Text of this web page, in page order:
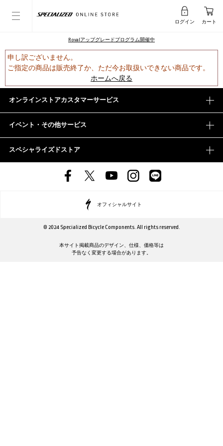
ログイン カート
Rovalアップグレードプログラム開催中
申し訳ございません。
ご指定の商品は販売終了か、ただ今お取扱いできない商品です。
ホームへ戻る
オンラインストアカスタマーサービス
イベント・その他サービス
スペシャライズドストア
オフィシャルサイト
© 2024 Specialized Bicycle Components. All rights reserved.
本サイト掲載商品のデザイン、仕様、価格等は
予告なく変更する場合があります。